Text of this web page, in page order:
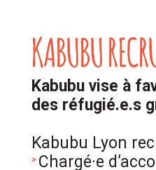
KABUBU
Kabubu vise à
des réfugié.e.s
Kabubu Lyon
Chargé·e